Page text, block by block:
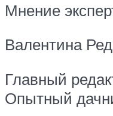
Мнение
Валентина
Главный
Опытный